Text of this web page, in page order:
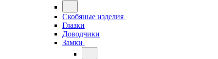
Скобяные изделия
Глазки
Доводчики
Замки